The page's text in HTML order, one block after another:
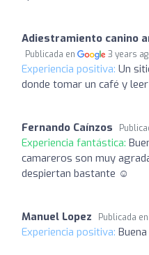
Adiestramiento canino
Publicada en 3 years
Experiencia positiva: Un
donde tomar un café y
Fernando Caínzos
Experiencia fantástica:
camareros son muy
despiertan bastante ☺️
Manuel Lopez Publicada en
Experiencia positiva: